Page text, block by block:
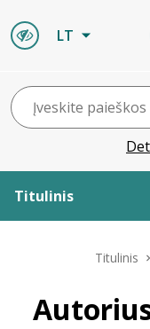
LT
Titulinis
Leidiniai
Titulinis